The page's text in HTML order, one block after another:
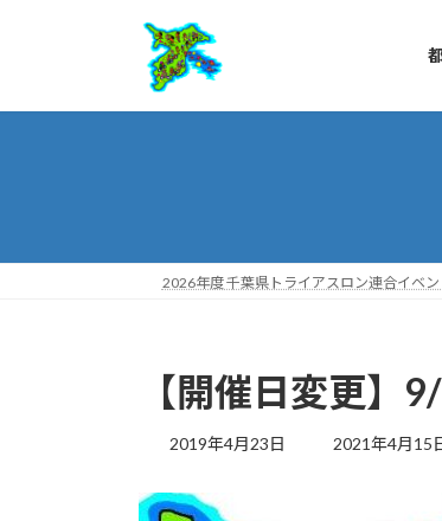
プ
動
2026年度 千葉県トライアスロン連合イベ
【開催日変更】
2019年4月23日
最
2021年4月15